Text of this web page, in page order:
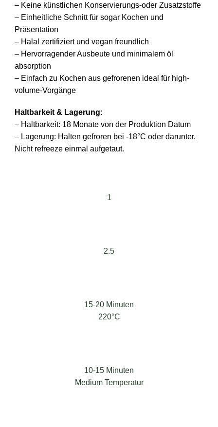
– Keine künstlichen Konservierungs-oder Zusatzstoffe
– Einheitliche Schnitt für sogar Kochen und
Präsentation
– Halal zertifiziert und vegan freundlich
– Hervorragender Ausbeute und minimalem öl
absorption
– Einfach zu Kochen aus gefrorenen ideal für high-
volume-Vorgänge
Haltbarkeit & Lagerung:
– Haltbarkeit: 18 Monate von der Produktion Datum
– Lagerung: Halten gefroren bei -18°C oder darunter.
Nicht refreeze einmal aufgetaut.
1
2.5
15-20 Minuten
220°C
10-15 Minuten
Medium Temperatur